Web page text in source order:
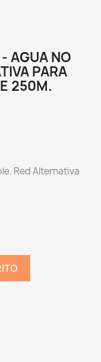
AGUA NO
PARA
250M.
Red Alternativa